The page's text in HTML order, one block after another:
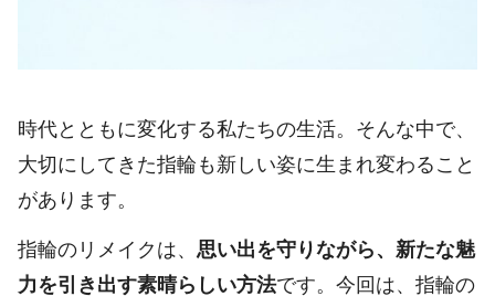
時代とともに変化する私たちの生活。そんな中で、
大切にしてきた指輪も新しい姿に生まれ変わること
があります。
指輪のリメイクは、 思い出を守りながら、新たな魅
力を引き出す素晴らしい方法です。今回は、指輪の